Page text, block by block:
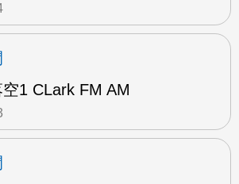
1 CLark FM AM